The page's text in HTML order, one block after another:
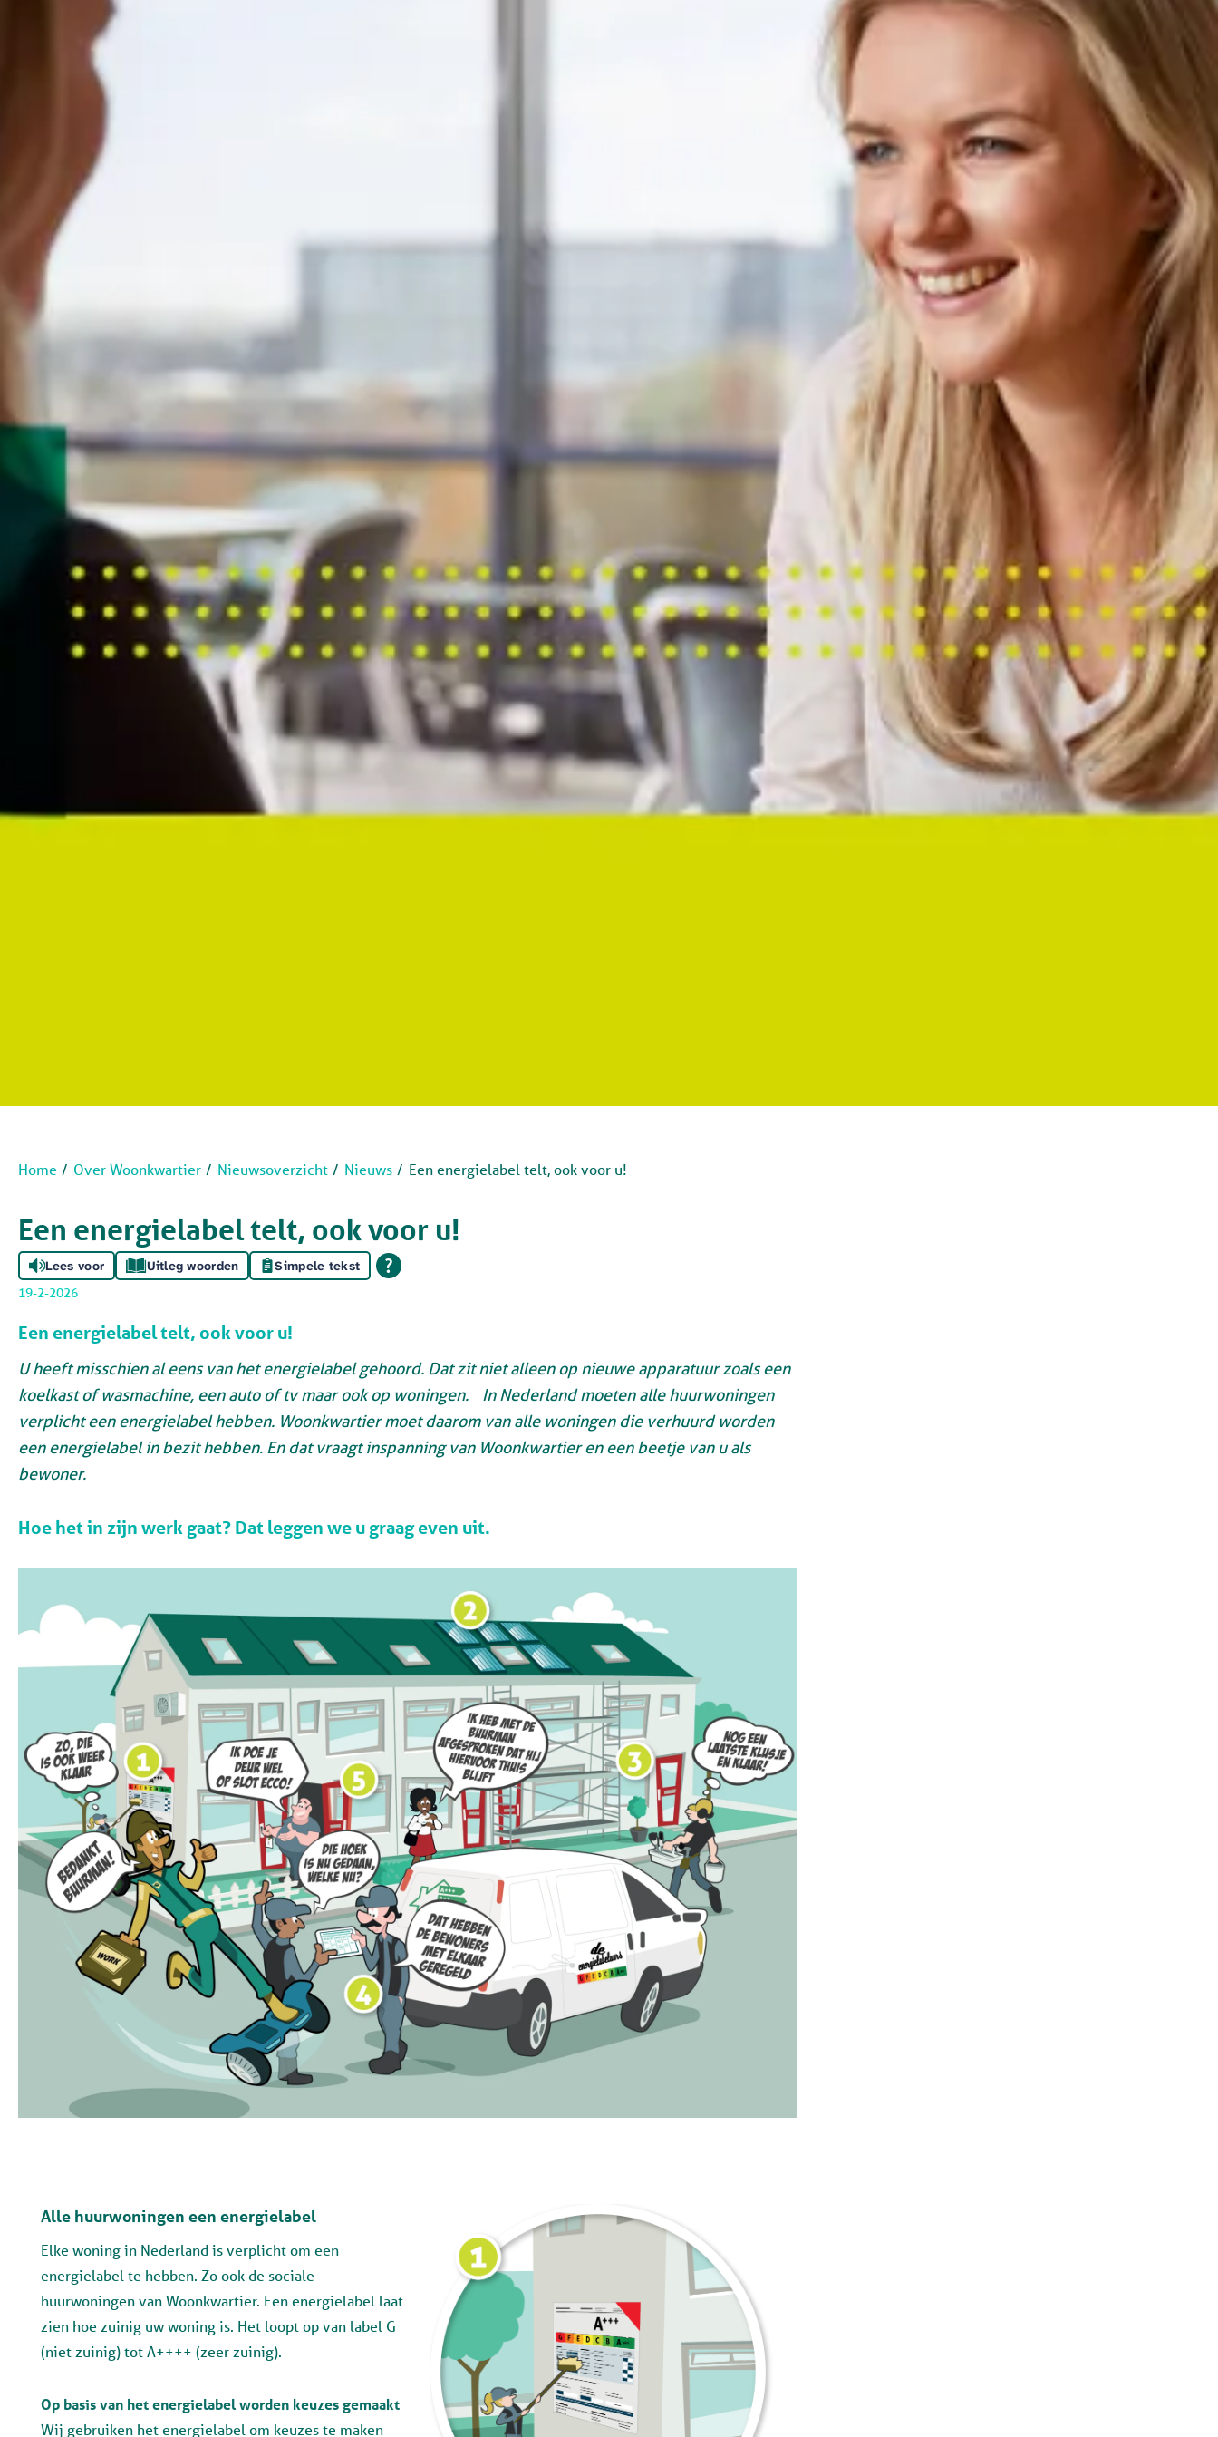
Home Over Woonkwartier Nieuwsoverzicht Nieuws Een energielabel telt, ook voor u!
Een energielabel telt, ook voor u!
Lees voor Uitleg woorden
Simpele tekst
19-2-2026
Een energielabel telt, ook voor u!
U heeft misschien al eens van het energielabel gehoord. Dat zit niet alleen op nieuwe apparatuur zoals een
koelkast of wasmachine, een auto of tv maar ook op woningen. In Nederland moeten alle huurwoningen
verplicht een energielabel hebben. Woonkwartier moet daarom van alle woningen die verhuurd worden
een energielabel in bezit hebben. En dat vraagt inspanning van Woonkwartier en een beetje van u als
bewoner.
Hoe het in zijn werk gaat? Dat leggen we u graag even uit.
Alle huurwoningen een energielabel
Elke woning in Nederland is verplicht om een
energielabel te hebben. Zo ook de sociale
huurwoningen van Woonkwartier. Een energielabel laat
zien hoe zuinig uw woning is. Het loopt op van label G
(niet zuinig) tot A++++ (zeer zuinig).
Op basis van het energielabel worden keuzes gemaakt
Wij gebruiken het energielabel om keuzes te maken